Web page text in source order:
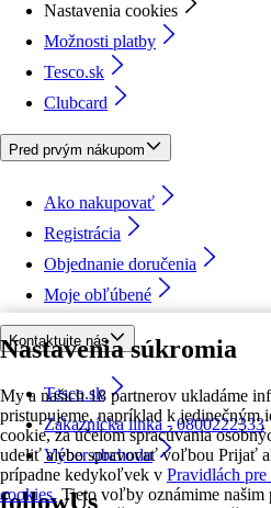
Nastavenia súkromia
My a našich 18 partnerov ukladáme
pristupujeme, napríklad k jedinečným
cookie, za účelom spracúvania
udeliť alebo spravovať voľbou Prijať
prípadne kedykoľvek v Pravidlách
cookies. Tieto voľby oznámime našim
Nastavenia cookies
Možnosti platby
Tesco.sk
Clubcard
Pred prvým nákupom
Ako nakupovať
Registrácia
Objednanie doručenia
Moje obľúbené
Kontaktujte nás
Tesco.sk
Zákaznícka linka - 0800222333
Výber obchodu
followUs